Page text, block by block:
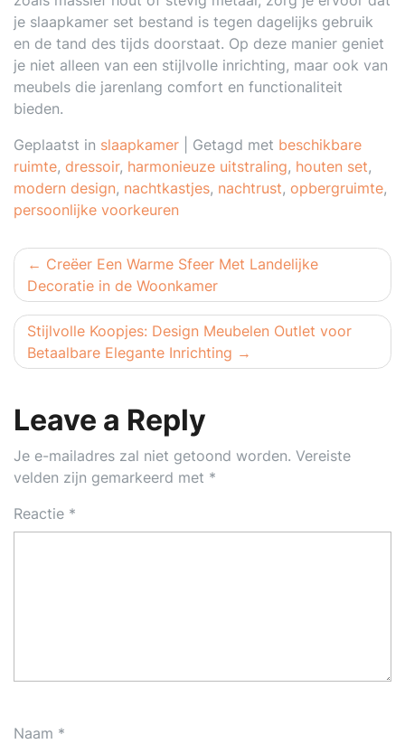
je slaapkamer set bestand is tegen dagelijks gebruik
en de tand des tijds doorstaat. Op deze manier geniet
je niet alleen van een stijlvolle inrichting, maar ook van
meubels die jarenlang comfort en functionaliteit
bieden.
Geplaatst in slaapkamer Getagd met beschikbare
ruimte, dressoir, harmonieuze uitstraling, houten set,
modern design, nachtkastjes, nachtrust, opbergruimte,
persoonlijke voorkeuren
Berichtnavigatie
Creëer Een Warme Sfeer Met Landelijke
Decoratie in de Woonkamer
Stijlvolle Koopjes: Design Meubelen Outlet voor
Betaalbare Elegante Inrichting
Leave a Reply
Je e-mailadres zal niet getoond worden. Vereiste
velden zijn gemarkeerd met *
Reactie *
Naam *